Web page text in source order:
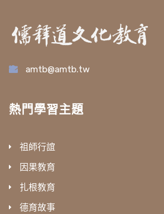
amtb@amtb.tw
熱門學習主題
祖師行誼
因果教育
扎根教育
德育故事